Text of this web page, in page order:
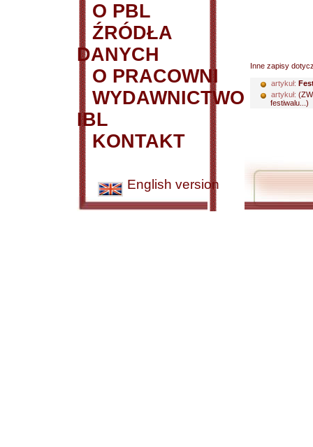
O PBL
ŹRÓDŁA
DANYCH
O PRACOWNI
WYDAWNICTWO
IBL
KONTAKT
English version
Inne zapisy
artykuł:
artykuł:
festiwalu...)